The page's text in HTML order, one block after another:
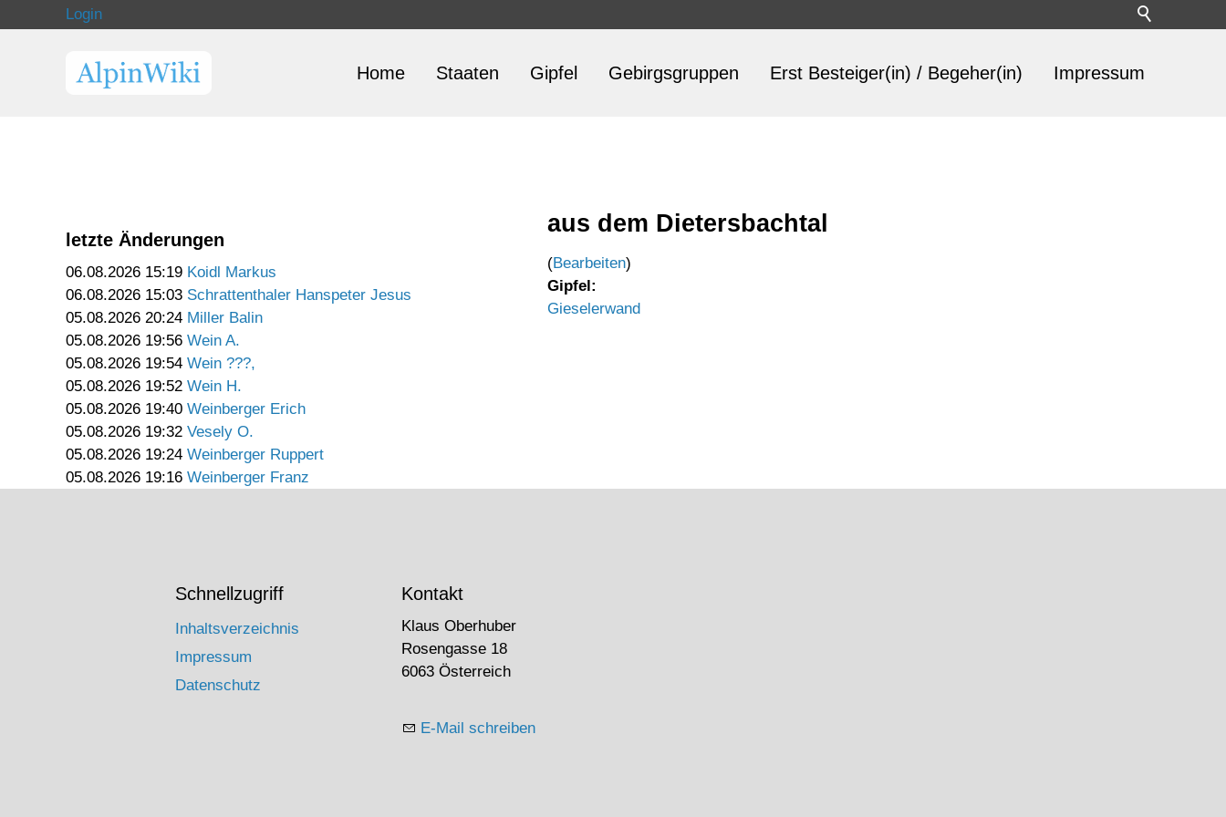
Login
Home Staaten Gipfel Gebirgsgruppen Erst Besteiger(in) / Begeher(in) Impressum
letzte Änderungen
06.08.2026 15:19 Koidl Markus
06.08.2026 15:03 Schrattenthaler Hanspeter Jesus
05.08.2026 20:24 Miller Balin
05.08.2026 19:56 Wein A.
05.08.2026 19:54 Wein ???,
05.08.2026 19:52 Wein H.
05.08.2026 19:40 Weinberger Erich
05.08.2026 19:32 Vesely O.
05.08.2026 19:24 Weinberger Ruppert
05.08.2026 19:16 Weinberger Franz
aus dem Dietersbachtal
(Bearbeiten)
Gipfel:
Gieselerwand
Schnellzugriff
Inhaltsverzeichnis
Impressum
Datenschutz
Kontakt
Klaus Oberhuber
Rosengasse 18
6063 Österreich
E-Mail schreiben